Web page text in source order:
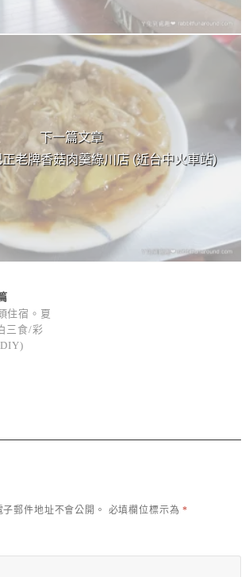
下一篇文章
正老牌香菇肉羹綠川店 (近台中火車站)
住宿。夏
三食/彩
郵件地址不會公開。 必填欄位標示為*